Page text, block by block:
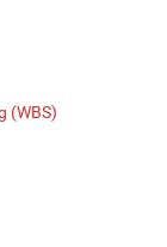
(WBS)